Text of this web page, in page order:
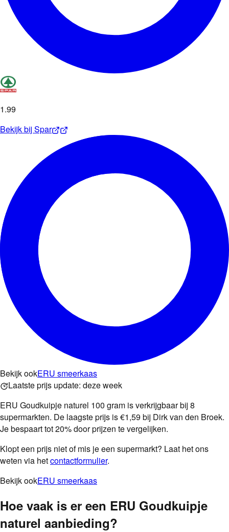
1.99
Bekijk bijSpar
Bekijk ookERU smeerkaas
Laatste prijs update: deze week
ERU Goudkuipje naturel 100 gram is verkrijgbaar bij 8
supermarkten. De laagste prijs is €1,59 bij Dirk van den Broek.
Je bespaart tot 20% door prijzen te vergelijken.
Klopt een prijs niet of mis je een supermarkt? Laat het ons
weten via hetcontactformulier.
Bekijk ookERU smeerkaas
Hoe vaak is er een ERU Goudkuipje
naturel aanbieding?